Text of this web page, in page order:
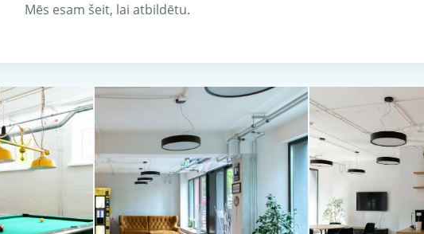
Mēs esam šeit, lai atbildētu.